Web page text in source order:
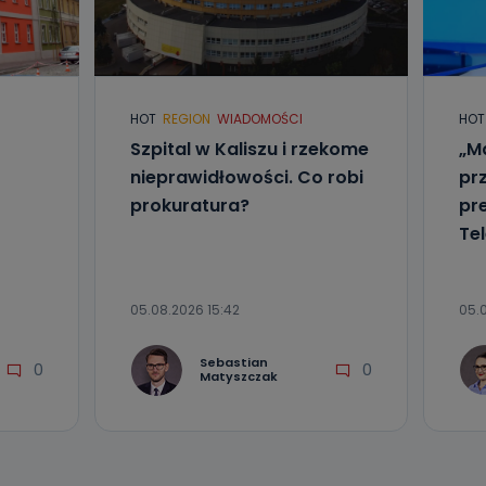
od
żądania
od
ze
0
HOT REGION WIADOMOŚCI
Szpital w Kaliszu i rzekome
nieprawidłowości. Co robi
prokuratura?
05.08.2026 15:42
Sebastian
Matyszczak
0
HOT